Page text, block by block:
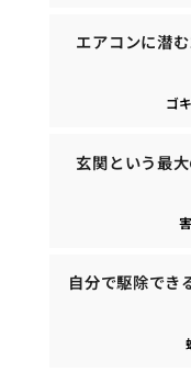
エアコンに潜
ゴ
玄関という最
自分で駆除でき